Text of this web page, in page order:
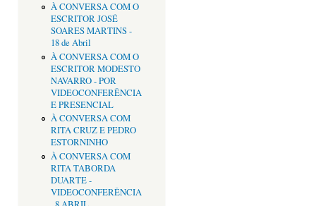
À CONVERSA COM O
ESCRITOR JOSÉ
SOARES MARTINS -
18 de Abril
À CONVERSA COM O
ESCRITOR MODESTO
NAVARRO - POR
VIDEOCONFERÊNCIA
E PRESENCIAL
À CONVERSA COM
RITA CRUZ E PEDRO
ESTORNINHO
À CONVERSA COM
RITA TABORDA
DUARTE -
VIDEOCONFERÊNCIA